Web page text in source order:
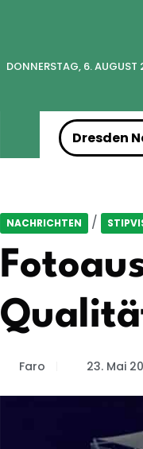
DONNERSTAG, 6.
Dresden
NACHRICHTEN /
Faro 23. Mai